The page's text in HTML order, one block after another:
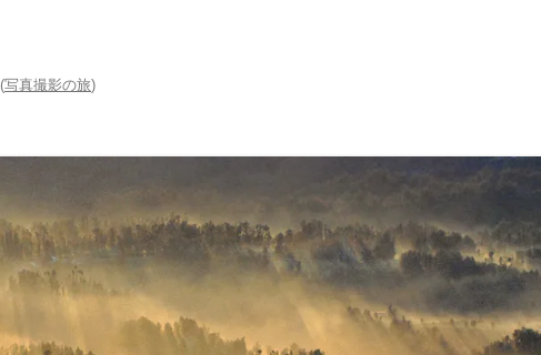
お金のこと ‐ 通貨・両替・チ
社会のこと ‐ 言語・物価・宗
お土産
(写真撮影の旅)